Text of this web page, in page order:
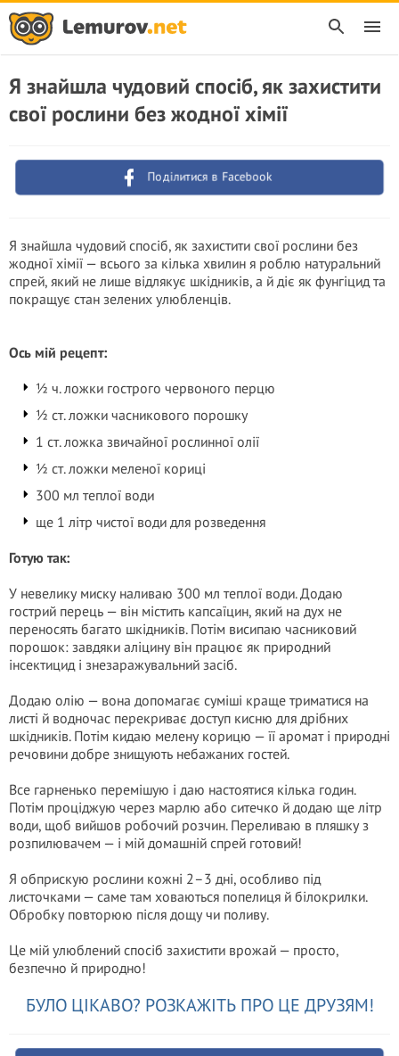
Я знайшла чудовий спосіб, як захистити
свої рослини без жодної хімії
Поділитися в Facebook
Я знайшла чудовий спосіб, як захистити свої рослини без
жодної хімії — всього за кілька хвилин я роблю натуральний
спрей, який не лише відлякує шкідників, а й діє як фунгіцид та
покращує стан зелених улюбленців.
Ось мій рецепт:
½ ч. ложки гострого червоного перцю
½ ст. ложки часникового порошку
1 ст. ложка звичайної рослинної олії
½ ст. ложки меленої кориці
300 мл теплої води
ще 1 літр чистої води для розведення
Готую так:
У невелику миску наливаю 300 мл теплої води. Додаю
гострий перець — він містить капсаїцин, який на дух не
переносять багато шкідників. Потім висипаю часниковий
порошок: завдяки аліцину він працює як природний
інсектицид і знезаражувальний засіб.
Додаю олію — вона допомагає суміші краще триматися на
листі й водночас перекриває доступ кисню для дрібних
шкідників. Потім кидаю мелену корицю — її аромат і природні
речовини добре знищують небажаних гостей.
Все гарненько перемішую і даю настоятися кілька годин.
Потім проціджую через марлю або ситечко й додаю ще літр
води, щоб вийшов робочий розчин. Переливаю в пляшку з
розпилювачем — і мій домашній спрей готовий!
Я обприскую рослини кожні 2–3 дні, особливо під
листочками — саме там ховаються попелиця й білокрилки.
Обробку повторюю після дощу чи поливу.
Це мій улюблений спосіб захистити врожай — просто,
безпечно й природно!
БУЛО ЦІКАВО? РОЗКАЖІТЬ ПРО ЦЕ ДРУЗЯМ!